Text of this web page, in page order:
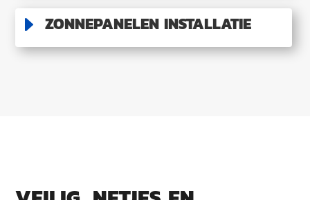
E ZONNEPANELEN INSTALLATIE